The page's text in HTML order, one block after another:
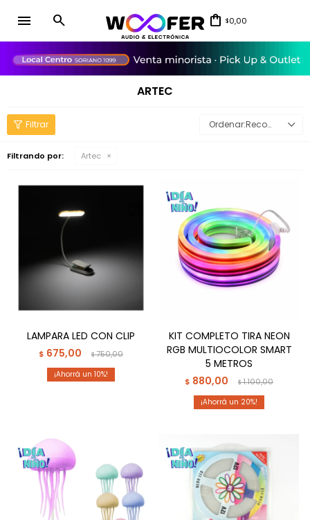
menu $0,00
ARTEC
Recomendados
Filtrando por: Artec
LAMPARA LED CON CLIP
$ 675,00 $750,00
10
KIT COMPLETO TIRA NEON
RGB MULTIOCOLOR SMART
5 METROS
$ 880,00 $1.100,00
20
close